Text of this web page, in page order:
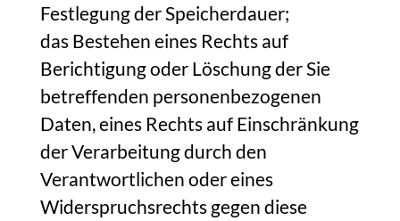
Festlegung der Speicherdauer;
das Bestehen eines Rechts auf
Berichtigung oder Löschung der Sie
betreffenden personenbezogenen
Daten, eines Rechts auf Einschränkung
der Verarbeitung durch den
Verantwortlichen oder eines
Widerspruchsrechts gegen diese